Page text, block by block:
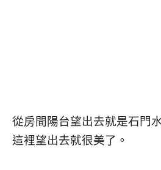
從房間陽台望出去就是石門
這裡望出去就很美了。